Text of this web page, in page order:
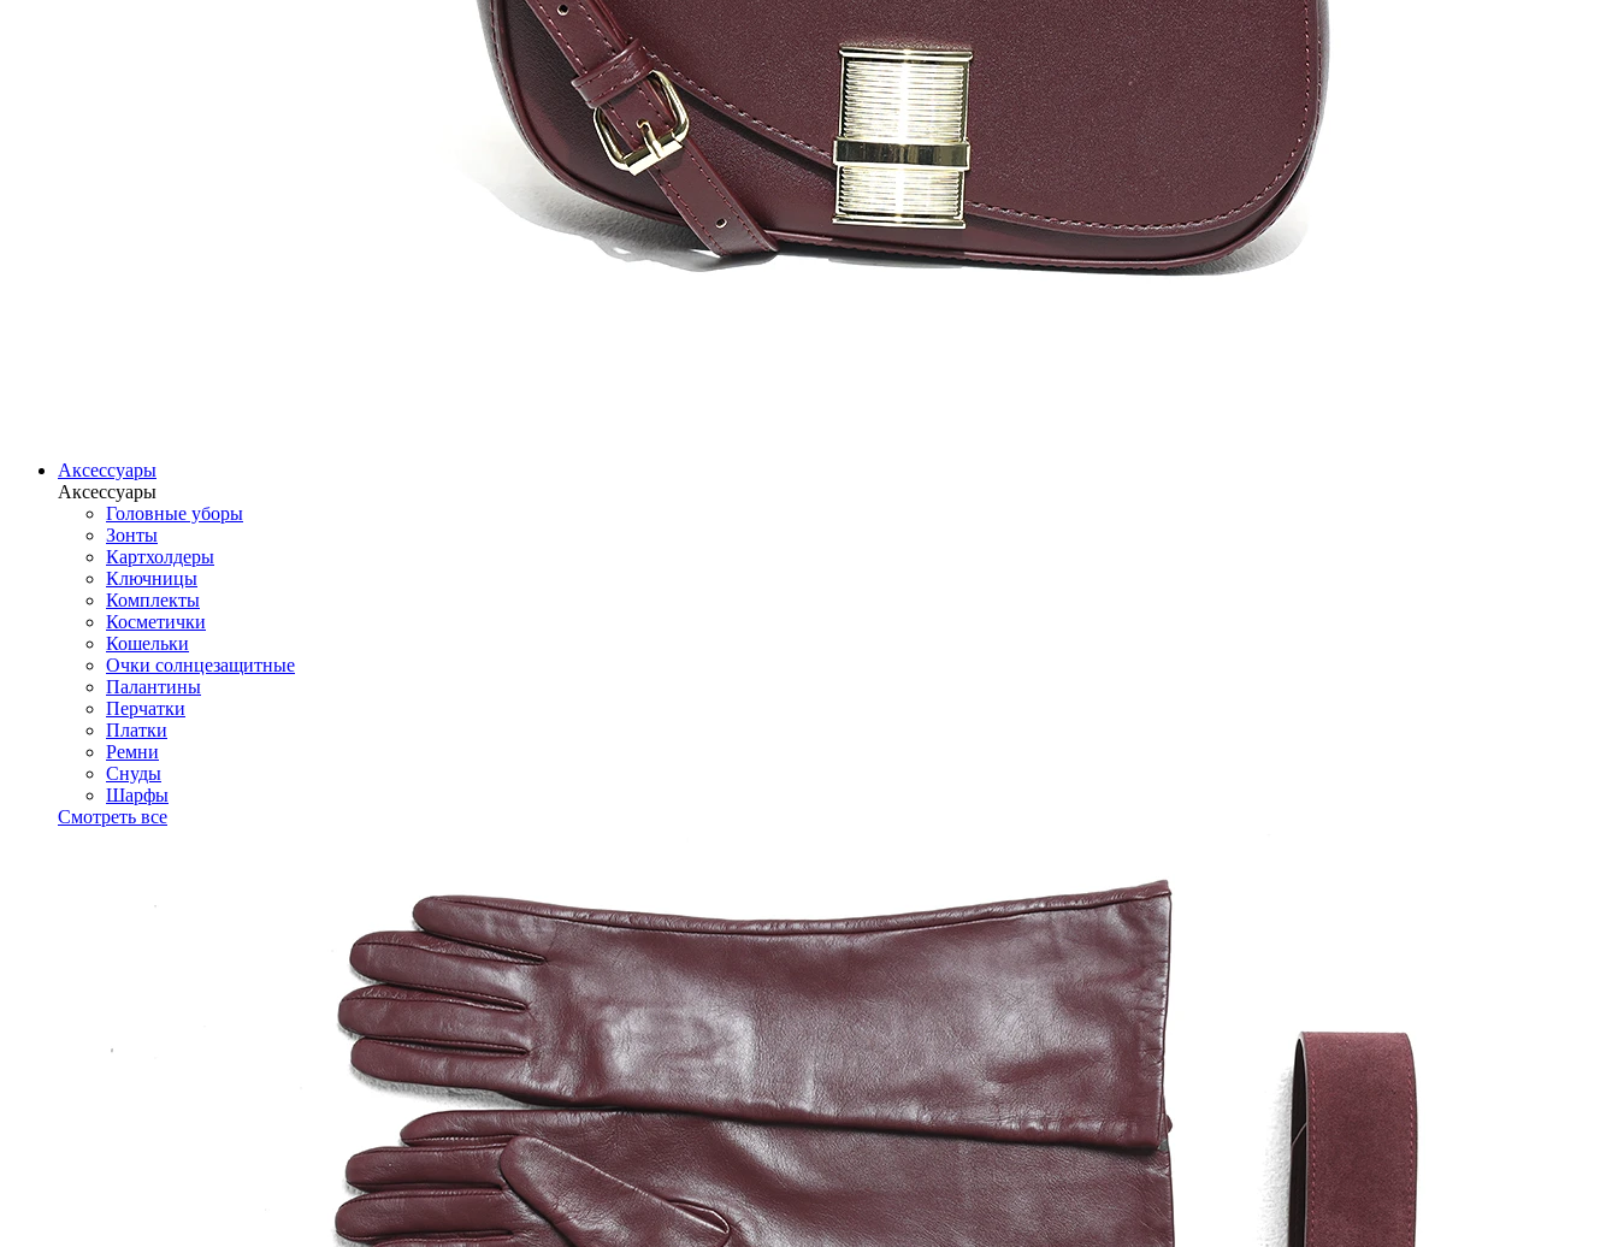
Аксессуары
Аксессуары
Головные уборы
Зонты
Картхолдеры
Ключницы
Комплекты
Косметички
Кошельки
Очки солнцезащитные
Палантины
Перчатки
Платки
Ремни
Снуды
Шарфы
Смотреть все